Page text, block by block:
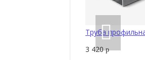
Труба
3 420р